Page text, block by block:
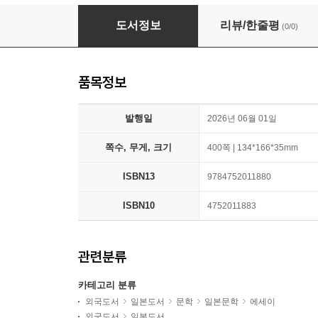
色のこどもたち366
도서정보 리뷰/한줄평 (0/0)
품목정보
발행일 2026년 06월 01일
쪽수, 무게, 크기 400쪽 | 134*166*35mm
ISBN13 9784752011880
ISBN10 4752011883
관련분류
카테고리 분류
외국도서 일본도서 문학 일본문학
에세이